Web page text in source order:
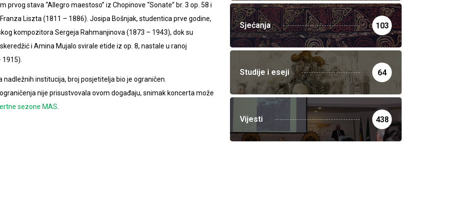
stava “Allegro maestoso” iz Chopinove “Sonate” br. 3 op. 58 i
Liszta (1811 – 1886). Josipa Bošnjak, studentica prve godine,
kompozitora Sergeja Rahmanjinova (1873 – 1943), dok su
i Amina Mujalo svirale etide iz op. 8, nastale u ranoj
institucija, broj posjetitelja bio je ograničen.
nije prisustvovala ovom događaju, snimak koncerta može
sezone MAS
Sjećanja 103
Studije i eseji 64
Vijesti 438